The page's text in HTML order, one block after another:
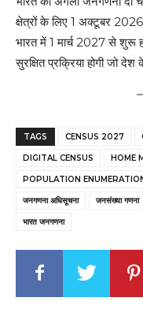
क्षेत्रों के लिए 1 अक्टूबर
भारत में 1 मार्च 2027 से शुरू
सुरक्षित प्रक्रिया होगी जो देश
TAGS CENSUS 2027
DIGITAL CENSUS HOME
POPULATION
जनगणना अधिसूचना जनसंख्या गणना
भारत जनगणना